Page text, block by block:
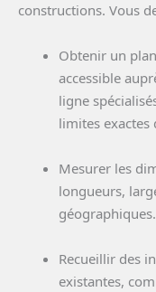
constructions. Vous
Obtenir un
accessible
ligne
limites exactes
Mesurer les
longueurs,
géographiques.
Recueillir des
existantes,